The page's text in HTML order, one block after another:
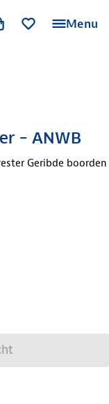
Menu
– ANWB
Geribde boorden